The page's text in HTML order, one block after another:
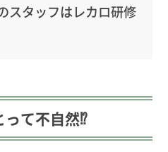
スタッフはレカロ研修
って不自然⁉️